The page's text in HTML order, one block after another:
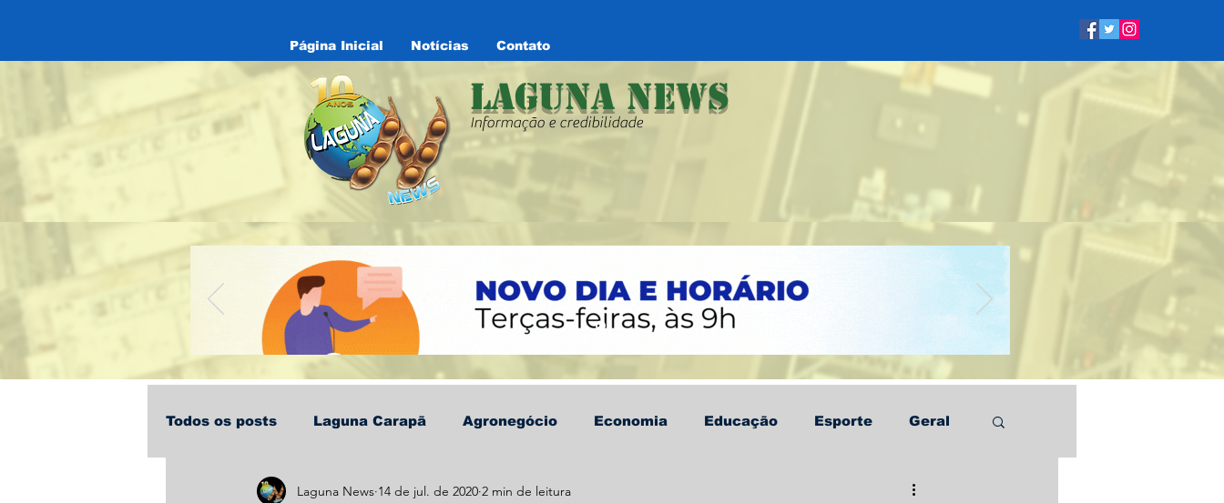
Página Inicial Notícias Contato
Laguna News
Informação e credibilidade
Todos os posts Laguna Carapã Agronegócio Economia Educação Esporte Geral
Policial Política Saúde Informe Publicitário
Laguna News 14 de jul. de 2020 2 min de leitura